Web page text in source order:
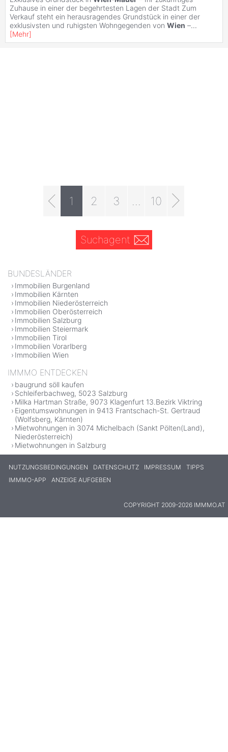
Zuhause in einer der begehrtesten Lagen der Stadt Zum
Verkauf steht ein herausragendes Grundstück in einer der
exklusivsten und ruhigsten Wohngegenden von Wien –...
[Mehr]
1 2 3 10
Suchagent
BUNDESLÄNDER
Immobilien Burgenland
Immobilien Kärnten
Immobilien Niederösterreich
Immobilien Oberösterreich
Immobilien Salzburg
Immobilien Steiermark
Immobilien Tirol
Immobilien Vorarlberg
Immobilien Wien
IMMMO ENTDECKEN
baugrund söll kaufen
Schleiferbachweg, 5023 Salzburg
Milka Hartman Straße, 9073 Klagenfurt 13.Bezirk Viktring
Eigentumswohnungen in 9413 Frantschach-St. Gertraud
(Wolfsberg, Kärnten)
Mietwohnungen in 3074 Michelbach (Sankt Pölten(Land),
Niederösterreich)
Mietwohnungen in Salzburg
NUTZUNGSBEDINGUNGEN DATENSCHUTZ IMPRESSUM
TIPPS
IMMMO-APP
ANZEIGE AUFGEBEN
COPYRIGHT 2009-2026 IMMMO.AT